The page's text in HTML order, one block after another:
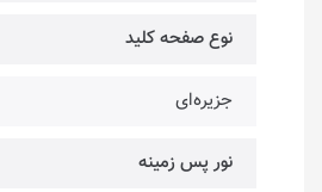
نوع صفحه کلید
جزیره‌ای
نور پس زمینه